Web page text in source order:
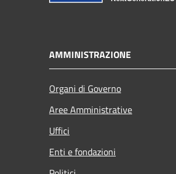
AMMINISTRAZIONE
Organi di Governo
Aree Amministrative
Uffici
Enti e fondazioni